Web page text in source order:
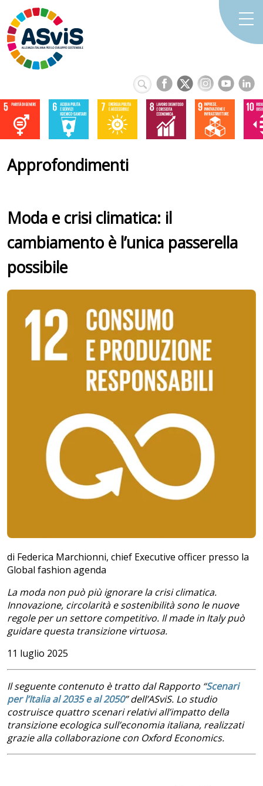
Approfondimenti
Moda e crisi climatica: il
cambiamento è l’unica passerella
possibile
di Federica Marchionni, chief Executive officer presso la
Global fashion agenda
La moda non può più ignorare la crisi climatica.
Innovazione, circolarità e sostenibilità sono le nuove
regole per un settore competitivo. Il made in Italy può
guidare questa transizione virtuosa.
11 luglio 2025
Il seguente contenuto è tratto dal Rapporto “Scenari
per l’Italia al 2035 e al 2050” dell’ASviS. Lo studio
costruisce quattro scenari relativi all’impatto della
transizione ecologica sull’economia italiana, realizzati
grazie alla collaborazione con Oxford Economics.